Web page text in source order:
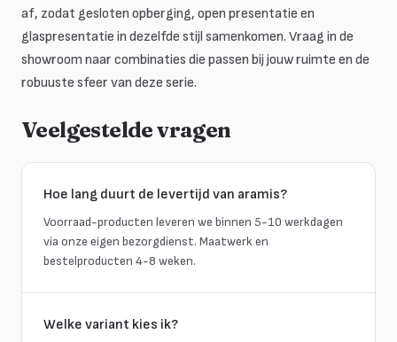
af, zodat gesloten opberging, open presentatie en
glaspresentatie in dezelfde stijl samenkomen. Vraag in de
showroom naar combinaties die passen bij jouw ruimte en de
robuuste sfeer van deze serie.
Veelgestelde vragen
Hoe lang duurt de levertijd van aramis?
Voorraad-producten leveren we binnen 5-10 werkdagen
via onze eigen bezorgdienst. Maatwerk en
bestelproducten 4-8 weken.
Welke variant kies ik?